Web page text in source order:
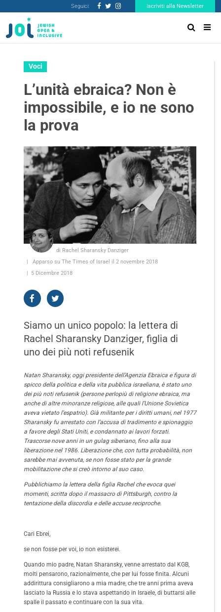
Seguici: Iscriviti alla Newsletter
Voci
L’unità ebraica? Non è
impossibile, e io ne sono
la prova
di Rachel Sharansky Danziger
Apparso su The Times of Israel il 2 novembre 2018
5 Dicembre 2018
Siamo un unico popolo: la lettera di
Rachel Sharansky Danziger, figlia di
uno dei più noti refusenik
Natan Sharansky, oggi presidente dell’Agenzia Ebraica e figura di
spicco della politica e della vita pubblica israeliana, è stato uno
dei più noti refusenik (persone perlopiù di religione ebraica, ma
anche di altre minoranze religiose, alle quali l’Unione Sovietica
aveva vietato l’espatrio). Già militante per i diritti umani, nel 1977
Sharansky fu arrestato con l’accusa di tradimento e spionaggio
a favore degli Stati Uniti, e condannato ai lavori forzati.
Trascorse nove anni in un gulag siberiano, fino alla sua
liberazione nel 1986. Liberazione che, con tutta probabilità, non
sarebbe mai avvenuta, se non fosse stato per la grande
mobilitazione che si creò intorno al suo caso.
Pubblichiamo la lettera della figlia Rachel che evoca quei
momenti, scritta dopo il massacro di Pittsburgh, contro la
tentazione della discordia e delle accuse reciproche.
Cari Ebrei,
se non fosse per voi, io non esisterei.
Quando mio padre, Natan Sharansky, venne arrestato dal KGB,
molti pensarono, razionalmente, che per lui fosse finita. Alcuni
addirittura consigliarono a mia madre, che tre anni prima aveva
lasciato la Russia e lo stava aspettando in Israele, di buttarsi alle
spalle il passato e continuare con la sua vita.